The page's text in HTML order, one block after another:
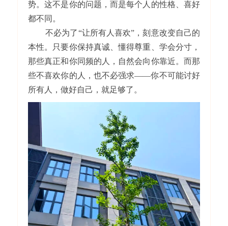
势。这不是你的问题，而是每个人的性格、喜好
都不同。
不必为了“让所有人喜欢”，刻意改变自己的
本性。只要你保持真诚、懂得尊重、学会分寸，
那些真正和你同频的人，自然会向你靠近。而那
些不喜欢你的人，也不必强求——你不可能讨好
所有人，做好自己，就足够了。